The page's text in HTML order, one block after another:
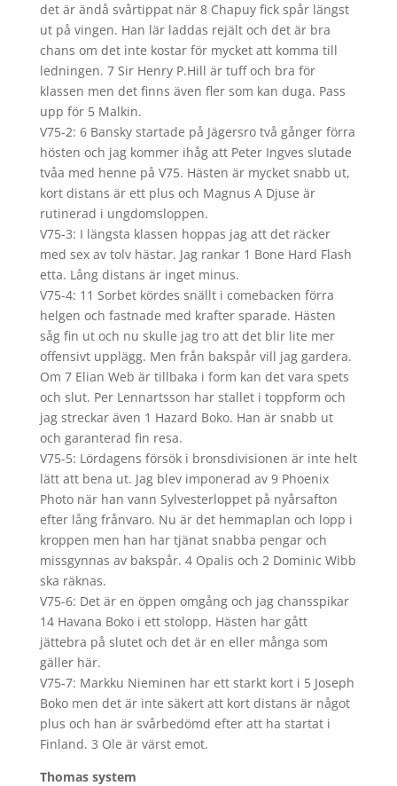
det är ändå svårtippat när 8 Chapuy fick spår längst
ut på vingen. Han lär laddas rejält och det är bra
chans om det inte kostar för mycket att komma till
ledningen. 7 Sir Henry P.Hill är tuff och bra för
klassen men det finns även fler som kan duga. Pass
upp för 5 Malkin.
V75-2: 6 Bansky startade på Jägersro två gånger förra
hösten och jag kommer ihåg att Peter Ingves slutade
tvåa med henne på V75. Hästen är mycket snabb ut,
kort distans är ett plus och Magnus A Djuse är
rutinerad i ungdomsloppen.
V75-3: I längsta klassen hoppas jag att det räcker
med sex av tolv hästar. Jag rankar 1 Bone Hard Flash
etta. Lång distans är inget minus.
V75-4: 11 Sorbet kördes snällt i comebacken förra
helgen och fastnade med krafter sparade. Hästen
såg fin ut och nu skulle jag tro att det blir lite mer
offensivt upplägg. Men från bakspår vill jag gardera.
Om 7 Elian Web är tillbaka i form kan det vara spets
och slut. Per Lennartsson har stallet i toppform och
jag streckar även 1 Hazard Boko. Han är snabb ut
och garanterad fin resa.
V75-5: Lördagens försök i bronsdivisionen är inte helt
lätt att bena ut. Jag blev imponerad av 9 Phoenix
Photo när han vann Sylvesterloppet på nyårsafton
efter lång frånvaro. Nu är det hemmaplan och lopp i
kroppen men han har tjänat snabba pengar och
missgynnas av bakspår. 4 Opalis och 2 Dominic Wibb
ska räknas.
V75-6: Det är en öppen omgång och jag chansspikar
14 Havana Boko i ett stolopp. Hästen har gått
jättebra på slutet och det är en eller många som
gäller här.
V75-7: Markku Nieminen har ett starkt kort i 5 Joseph
Boko men det är inte säkert att kort distans är något
plus och han är svårbedömd efter att ha startat i
Finland. 3 Ole är värst emot.
Thomas system